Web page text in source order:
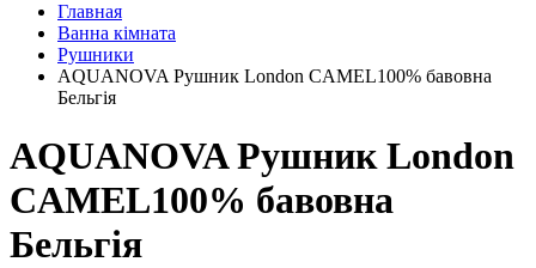
Главная
Ванна кімната
Рушники
AQUANOVA Рушник London CAMEL100% бавовна
Бельгія
AQUANOVA Рушник London
CAMEL100% бавовна
Бельгія